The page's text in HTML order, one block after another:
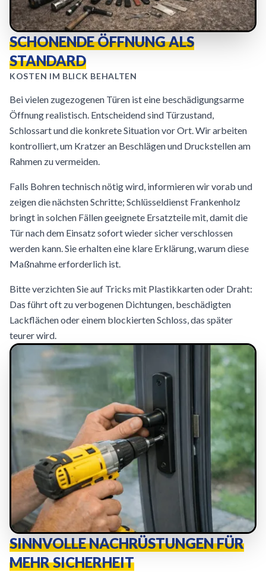
SCHONENDE ÖFFNUNG ALS
STANDARD
KOSTEN IM BLICK BEHALTEN
Bei vielen zugezogenen Türen ist eine beschädigungsarme
Öffnung realistisch. Entscheidend sind Türzustand,
Schlossart und die konkrete Situation vor Ort. Wir arbeiten
kontrolliert, um Kratzer an Beschlägen und Druckstellen am
Rahmen zu vermeiden.
Falls Bohren technisch nötig wird, informieren wir vorab und
zeigen die nächsten Schritte; Schlüsseldienst Frankenholz
bringt in solchen Fällen geeignete Ersatzteile mit, damit die
Tür nach dem Einsatz sofort wieder sicher verschlossen
werden kann. Sie erhalten eine klare Erklärung, warum diese
Maßnahme erforderlich ist.
Bitte verzichten Sie auf Tricks mit Plastikkarten oder Draht:
Das führt oft zu verbogenen Dichtungen, beschädigten
Lackflächen oder einem blockierten Schloss, das später
teurer wird.
SINNVOLLE NACHRÜSTUNGEN FÜR
MEHR SICHERHEIT